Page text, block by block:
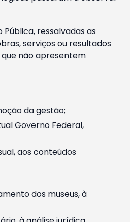
ressalvadas as
serviços ou resultados
não apresentem
da gestão;
Governo Federal,
aos conteúdos
dos museus, à